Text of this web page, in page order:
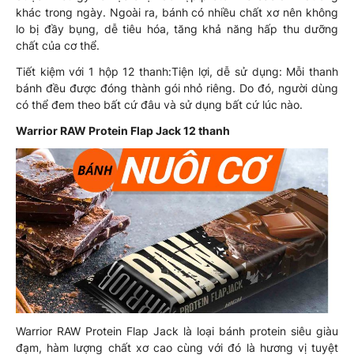
khác trong ngày. Ngoài ra, bánh có nhiều chất xơ nên không
lo bị đầy bụng, dễ tiêu hóa, tăng khả năng hấp thu dưỡng
chất của cơ thể.
Tiết kiệm với 1 hộp 12 thanh:Tiện lợi, dễ sử dụng: Mỗi thanh
bánh đều được đóng thành gói nhỏ riêng. Do đó, người dùng
có thể đem theo bất cứ đâu và sử dụng bất cứ lúc nào.
Warrior RAW Protein Flap Jack 12 thanh
Warrior RAW Protein Flap Jack là loại bánh protein siêu giàu
đạm, hàm lượng chất xơ cao cùng với đó là hương vị tuyệt